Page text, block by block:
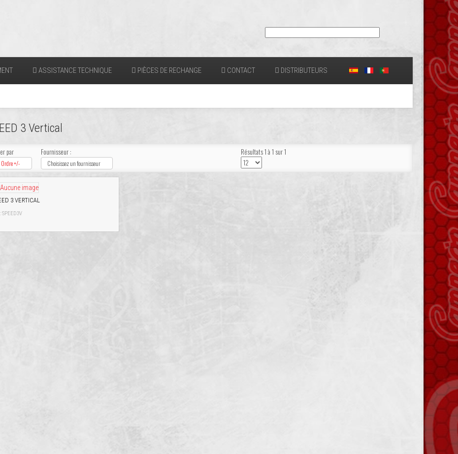
ASSISTANCE TECHNIQUE PIÈCES DE RECHANGE CONTACT DISTRIBUTEURS
3 Vertical
par
Ordre +/-
Fournisseur :
Choisissez un fournisseur
Résultats 1 à 1 sur 1
3 VERTICAL
SPEED3V